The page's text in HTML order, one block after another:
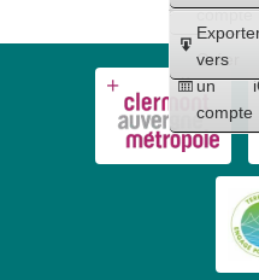
compte
Créer
un
compte
vers